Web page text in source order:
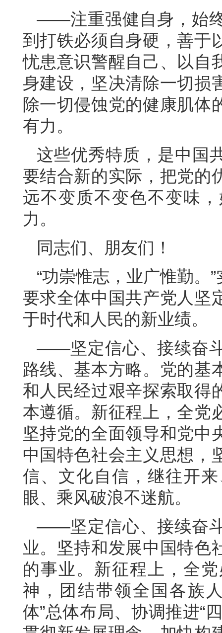
——注重强健自身，始
到打铁必须自身硬，善于
忧患意识警醒自己、以自
身建设，坚决清除一切损
除一切侵蚀党的健康肌体
有力。
这些优秀特质，是中国
要结合新的实际，把党的
远不变质不变色不变味
力。
同志们、朋友们！
“功崇惟志，业广惟勤。
要求全体中国共产党人坚
于时代和人民的新业绩。
——坚定信心、接续奋
路线、基本方略。党的基
和人民经过艰辛探索取得
本遵循。新征程上，全党
坚持党的全面领导和党中
中国特色社会主义思想，
信、文化自信，继往开
眼、乘风破浪不迷航。
——坚定信心、接续奋
业。坚持和发展中国特色
的事业。新征程上，全
神，团结带领全国各族
体”总体布局、协调推进“